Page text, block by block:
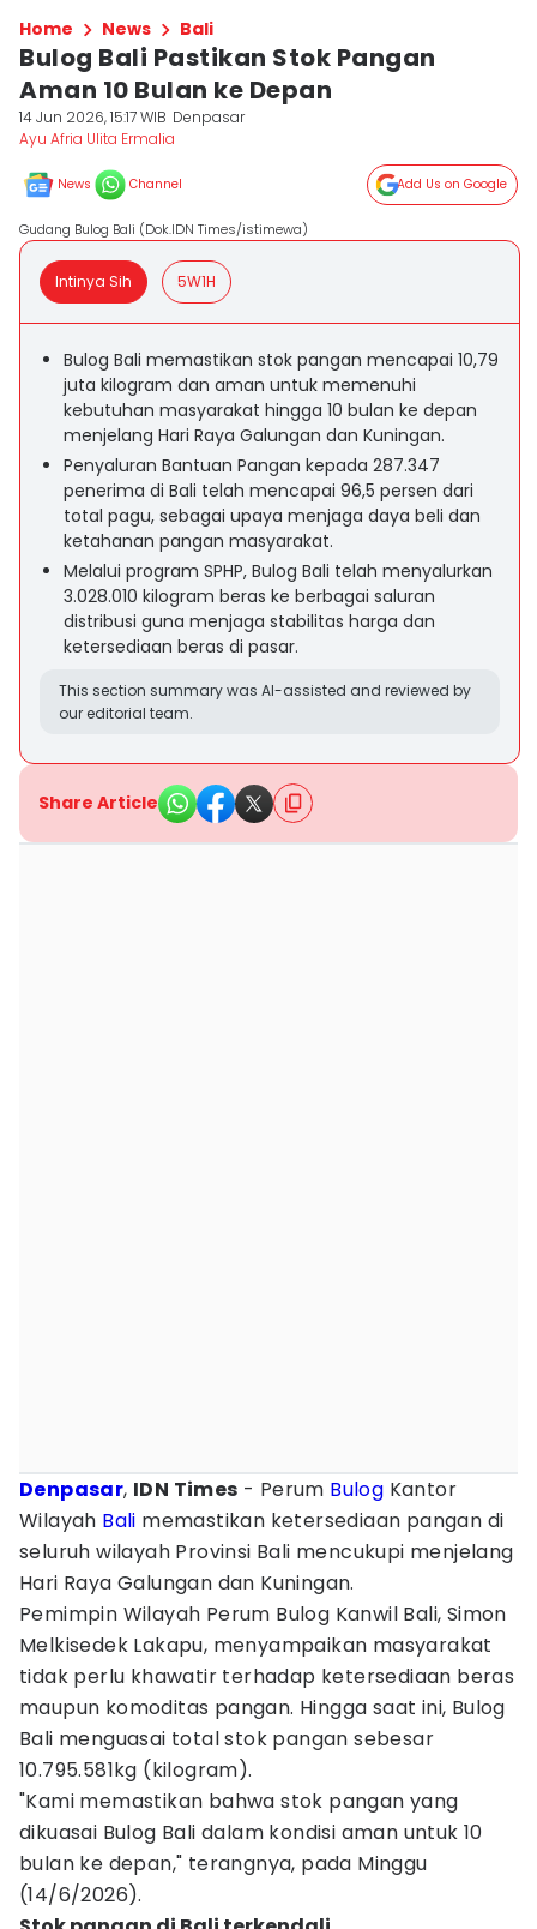
Home News Bali
Bulog Bali Pastikan Stok Pangan
Aman 10 Bulan ke Depan
14 Jun 2026, 15:17 WIB Denpasar
Ayu Afria Ulita Ermalia
News Channel Add Us on Google
Gudang Bulog Bali (Dok.IDN Times/istimewa)
Intinya Sih 5W1H
Bulog Bali memastikan stok pangan mencapai 10,79
juta kilogram dan aman untuk memenuhi
kebutuhan masyarakat hingga 10 bulan ke depan
menjelang Hari Raya Galungan dan Kuningan.
Penyaluran Bantuan Pangan kepada 287.347
penerima di Bali telah mencapai 96,5 persen dari
total pagu, sebagai upaya menjaga daya beli dan
ketahanan pangan masyarakat.
Melalui program SPHP, Bulog Bali telah menyalurkan
3.028.010 kilogram beras ke berbagai saluran
distribusi guna menjaga stabilitas harga dan
ketersediaan beras di pasar.
This section summary was AI-assisted and reviewed by
our editorial team.
Share Article
Denpasar, IDN Times - Perum Bulog Kantor
Wilayah Bali memastikan ketersediaan pangan di
seluruh wilayah Provinsi Bali mencukupi menjelang
Hari Raya Galungan dan Kuningan.
Pemimpin Wilayah Perum Bulog Kanwil Bali, Simon
Melkisedek Lakapu, menyampaikan masyarakat
tidak perlu khawatir terhadap ketersediaan beras
maupun komoditas pangan. Hingga saat ini, Bulog
Bali menguasai total stok pangan sebesar
10.795.581kg (kilogram).
"Kami memastikan bahwa stok pangan yang
dikuasai Bulog Bali dalam kondisi aman untuk 10
bulan ke depan," terangnya, pada Minggu
(14/6/2026).